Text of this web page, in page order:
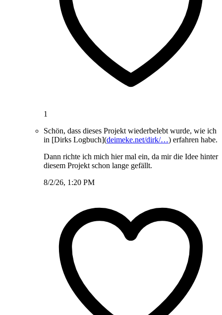
1
Schön, dass dieses Projekt wiederbelebt wurde, wie ich
in [Dirks Logbuch](deimeke.net/dirk/…) erfahren habe.
Dann richte ich mich hier mal ein, da mir die Idee hinter
diesem Projekt schon lange gefällt.
8/2/26, 1:20 PM